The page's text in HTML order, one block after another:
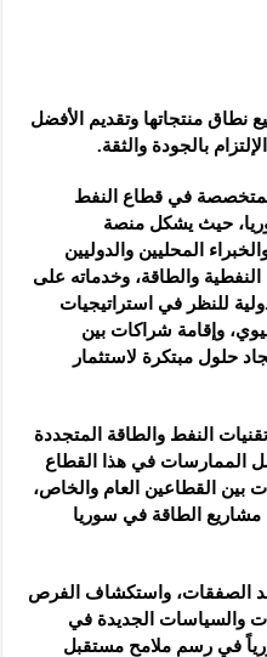
نطاق منتجاتها وتقديم الأفضل
بالجودة والثقة.
في قطاع النفط
حيث يشكل منصة
المحليين والدوليين
والطاقة، وخدماته على
للنظر في استراتيجيات
وإقامة شراكات بين
حلول مبتكرة لاستثمار
النفط والطاقة المتجددة
الممارسات في هذا القطاع
بين القطاعين العام والخاص،
مشاريع الطاقة في سوريا
الصفقات، واستكشاف الفرص
والسياسات الجديدة في
في رسم ملامح مستقبل